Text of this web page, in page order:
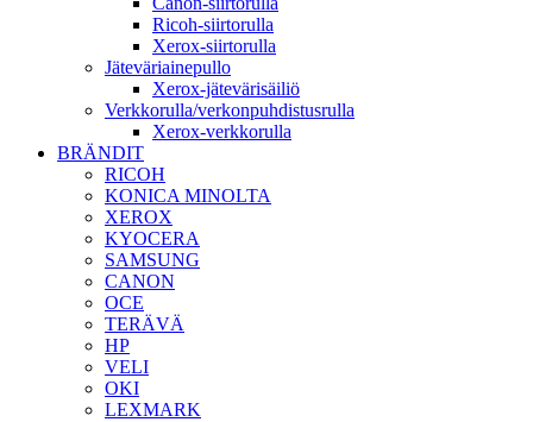
Ricoh-siirtorulla
Xerox-siirtorulla
Jäteväriainepullo
Xerox-jätevärisäiliö
Verkkorulla/verkonpuhdistusrulla
Xerox-verkkorulla
BRÄNDIT
RICOH
KONICA MINOLTA
XEROX
KYOCERA
SAMSUNG
CANON
OCE
TERÄVÄ
HP
VELI
OKI
LEXMARK